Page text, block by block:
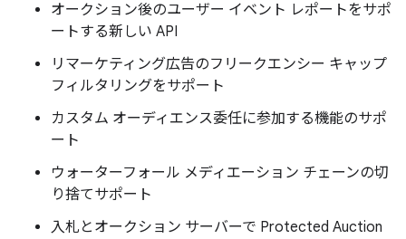
オークション後のユーザー イベント レポートをサポ
ートする新しい API
リマーケティング広告のフリークエンシー キャップ
フィルタリングをサポート
カスタム オーディエンス委任に参加する機能のサポ
ート
ウォーターフォール メディエーション チェーンの切
り捨てサポート
入札とオークション サーバーで Protected Auction